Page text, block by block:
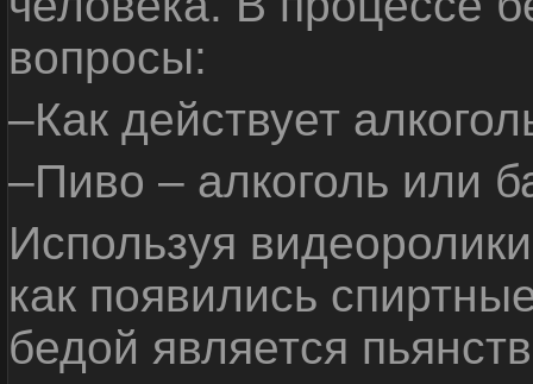
вопросы:
–Как действует
–Пиво – алкоголь или
Используя
как появились
бедой является